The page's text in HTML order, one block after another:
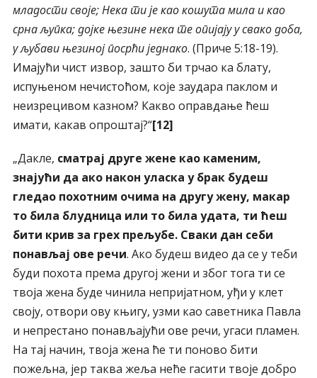
младости своје; Нека ти је као кошута мила и као
срна љупка; дојке њезине нека те опијају у свако доба,
у љубави њезиној посрћи једнако. (Приче 5:18-19).
Имајући чист извор, зашто би трчао ка блату,
испуњеном нечистоћом, које заудара паклом и
неизрецивом казном? Какво оправдање ћеш
имати, какав опроштај?“[12]
„Дакле, сматрај друге жене као каменим,
знајући да ако након уласка у брак будеш
гледао похотним очима на другу жену, макар
то била блудница или то била удата, ти ћеш
бити крив за грех прељубе. Сваки дан себи
понављај ове речи. Ако будеш видео да се у теби
буди похота према другој жени и због тога ти се
твоја жена буде чинила непријатном, уђи у клет
своју, отвори ову књигу, узми као саветника Павла
и непрестано понављајући ове речи, угаси пламен.
На тај начин, твоја жена ће ти поново бити
пожељна, јер таква жеља неће гасити твоје добро